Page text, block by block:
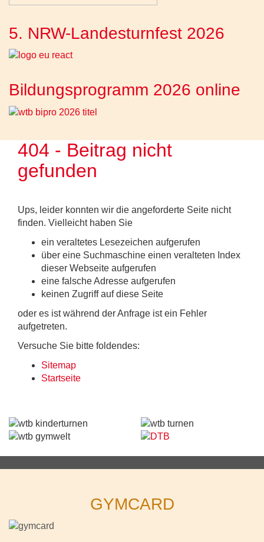
5. NRW-Landesturnfest 2026
Bildungsprogramm 2026 online
404 - Beitrag nicht
gefunden
Ups, leider konnten wir die angeforderte Seite nicht
finden. Vielleicht haben Sie
ein veraltetes Lesezeichen aufgerufen
über eine Suchmaschine einen veralteten Index
dieser Webseite aufgerufen
eine falsche Adresse aufgerufen
keinen Zugriff auf diese Seite
oder es ist während der Anfrage ist ein Fehler
aufgetreten.
Versuche Sie bitte foldendes:
Sitemap
Startseite
GYMCARD